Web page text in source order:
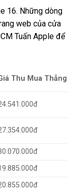
16. Những dòng
web của cửa
Tuấn Apple để
Thu Mua Thẳng